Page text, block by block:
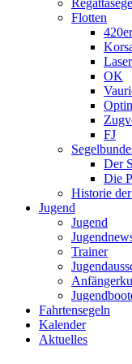
Flotten
420er
Laser
OK
FJ
Der
Die
Historie
Jugend
Jugend
Trainer
Fahrtensegeln
Kalender
Aktuelles